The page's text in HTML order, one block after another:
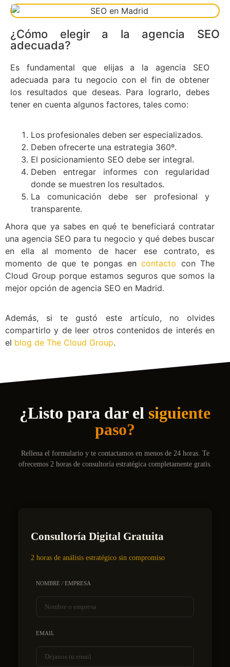
¿Cómo elegir a la agencia SEO
adecuada?
Es fundamental que elijas a la agencia SEO
adecuada para tu negocio con el fin de obtener
los resultados que deseas. Para lograrlo, debes
tener en cuenta algunos factores, tales como:
Los profesionales deben ser especializados.
Deben ofrecerte una estrategia 360º.
El posicionamiento SEO debe ser integral.
Deben entregar informes con regularidad
donde se muestren los resultados.
La comunicación debe ser profesional y
transparente.
Ahora que ya sabes en qué te beneficiará contratar
una agencia SEO para tu negocio y qué debes buscar
en ella al momento de hacer ese contrato, es
momento de que te pongas en contacto con The
Cloud Group porque estamos seguros que somos la
mejor opción de agencia SEO en Madrid.
Además, si te gustó este artículo, no olvides
compartirlo y de leer otros contenidos de interés en
el blog de The Cloud Group.
¿Listo para dar el siguiente
paso?
Rellena el formulario y te contactamos en menos de 24 horas. Te
ofrecemos 2 horas de consultoría estratégica completamente gratis.
Consultoría Digital Gratuita
2 horas de análisis estratégico sin compromiso
NOMBRE / EMPRESA
EMAIL